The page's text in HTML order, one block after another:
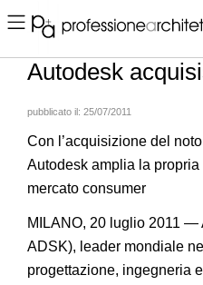
Home ▪ products ▪ software ▪
Autodesk
pubblicato il: 25/07/2011
Con l’acquisizione del
Autodesk amplia la propria
mercato consumer
MILANO, 20 luglio 2011 —
ADSK), leader mondiale
progettazione, ingegneria